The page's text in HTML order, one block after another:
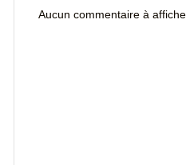
Aucun commentaire à